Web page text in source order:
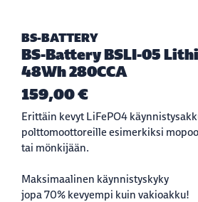
BS-BATTERY
BS-Battery BSLI-05
48Wh 280CCA
159,00 €
Erittäin kevyt LiFePO4
polttomoottoreille esimerkiksi
tai mönkijään.
Maksimaalinen käynnistyskyky
jopa 70% kevyempi kuin vakioakku!